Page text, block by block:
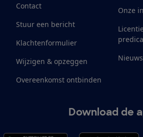
Contact
Stuur een bericht
Klachtenformulier
Wijzigen & opzeggen
Overeenkomst ontbinden
Onze
Nieuws
Download de